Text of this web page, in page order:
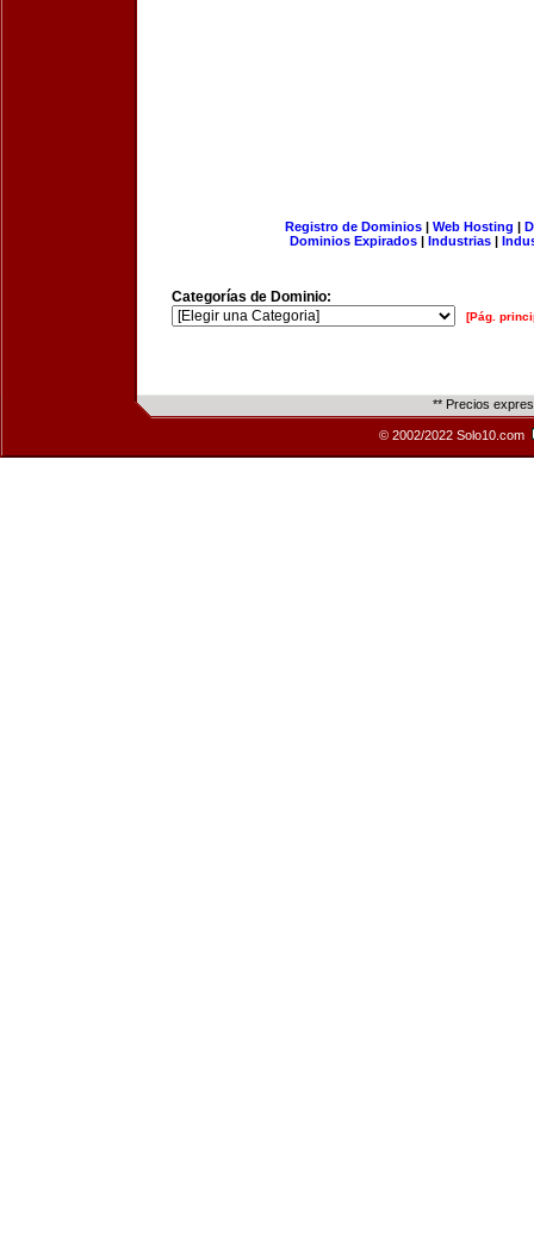
Registro de Dominios| Web Hosting |
Dominios Expirados | Industrias |
Categorías de Dominio:
[Pág.
** Precios
© 2002/2022 Solo10.com